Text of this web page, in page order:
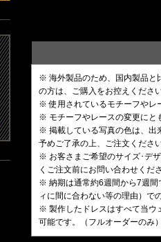
※ 海外製品のため、国内製品と
の方は、ご購入をお控えくださ
※ 使用されているモチーフやレ
※ モチーフやレースの変更にと
※ 掲載している写真の色は、出
予めご了承の上、ご注文くださ
※ お客さまご希望のサイズ･デ
くご注文前にお問い合わせくだ
※ 納期は通常約6週間から7週間
ィに間に合わない等の理由）で
※ 製作したドレスはすべて当ウ
可能です。（フルオーダーのみ